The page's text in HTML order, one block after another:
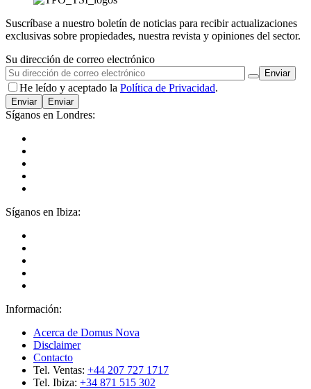
Suscríbase a nuestro boletín de noticias para recibir actualizaciones
exclusivas sobre propiedades, nuestra revista y opiniones del sector.
Su dirección de correo electrónico
He leído y aceptado la Política de Privacidad.
Enviar
Síganos en Londres:
Síganos en Ibiza:
Información:
Acerca de Domus Nova
Disclaimer
Contacto
Tel. Ventas: +44 207 727 1717
Tel. Ibiza: +34 871 515 302